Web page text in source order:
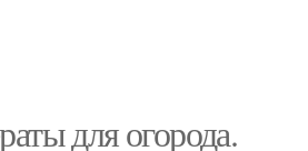
для огорода.